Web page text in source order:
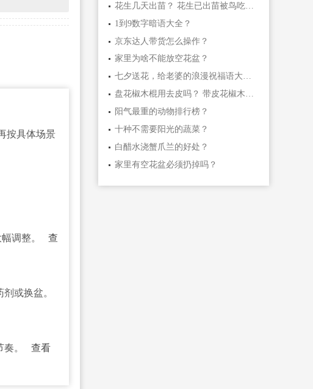
按具体场景
调整。
查
或换盆。
。
查看
花生几天出苗？ 花生已出苗被鸟吃怎么办？
1到9数字暗语大全？
京东达人带货怎么操作？
家里为啥不能放空花盆？
七夕送花，给老婆的浪漫祝福语大汇总
盘花椒木棍用去皮吗？ 带皮花椒木棍怎样盘玩？
阳气最重的动物排行榜？
十种不需要阳光的蔬菜？
白醋水浇蟹爪兰的好处？
家里有空花盆必须扔掉吗？